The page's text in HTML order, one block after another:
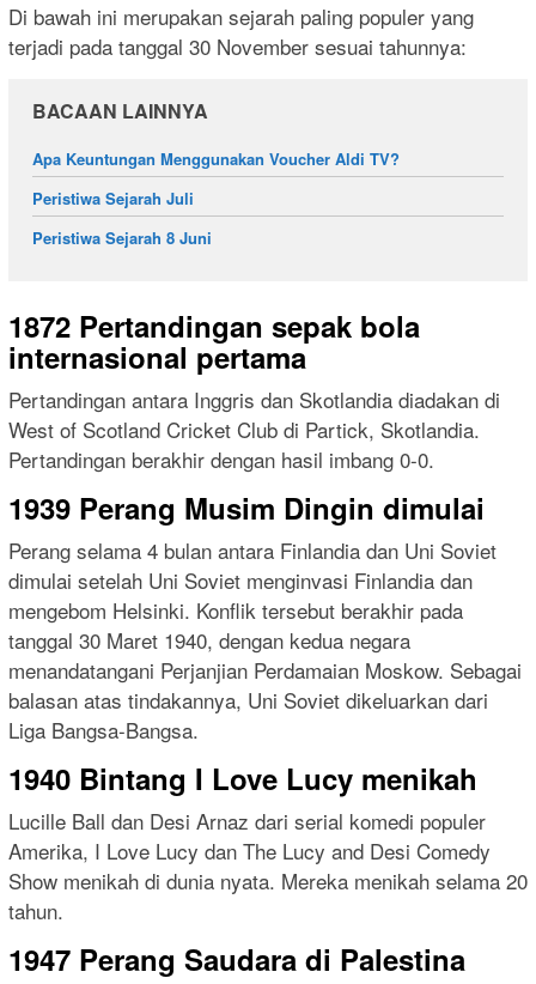
Di bawah ini merupakan sejarah paling populer yang
terjadi pada tanggal 30 November sesuai tahunnya:
BACAAN LAINNYA
Apa Keuntungan Menggunakan Voucher Aldi TV?
Peristiwa Sejarah Juli
Peristiwa Sejarah 8 Juni
1872 Pertandingan sepak bola
internasional pertama
Pertandingan antara Inggris dan Skotlandia diadakan di
West of Scotland Cricket Club di Partick, Skotlandia.
Pertandingan berakhir dengan hasil imbang 0-0.
1939 Perang Musim Dingin dimulai
Perang selama 4 bulan antara Finlandia dan Uni Soviet
dimulai setelah Uni Soviet menginvasi Finlandia dan
mengebom Helsinki. Konflik tersebut berakhir pada
tanggal 30 Maret 1940, dengan kedua negara
menandatangani Perjanjian Perdamaian Moskow. Sebagai
balasan atas tindakannya, Uni Soviet dikeluarkan dari
Liga Bangsa-Bangsa.
1940 Bintang I Love Lucy menikah
Lucille Ball dan Desi Arnaz dari serial komedi populer
Amerika, I Love Lucy dan The Lucy and Desi Comedy
Show menikah di dunia nyata. Mereka menikah selama 20
tahun.
1947 Perang Saudara di Palestina